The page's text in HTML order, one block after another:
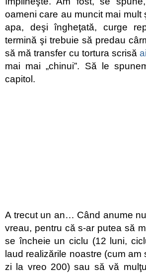
oameni care au muncit mai mult
apa, deşi îngheţată, curge
termină şi trebuie să predau
să mă transfer cu tortura scrisă
mai mai „chinui”. Să le
capitol.
A trecut un an… Când anume
vreau, pentru că s-ar putea să
se încheie un ciclu (12 luni,
laud realizările noastre (cum
zi la vreo 200) sau să vă